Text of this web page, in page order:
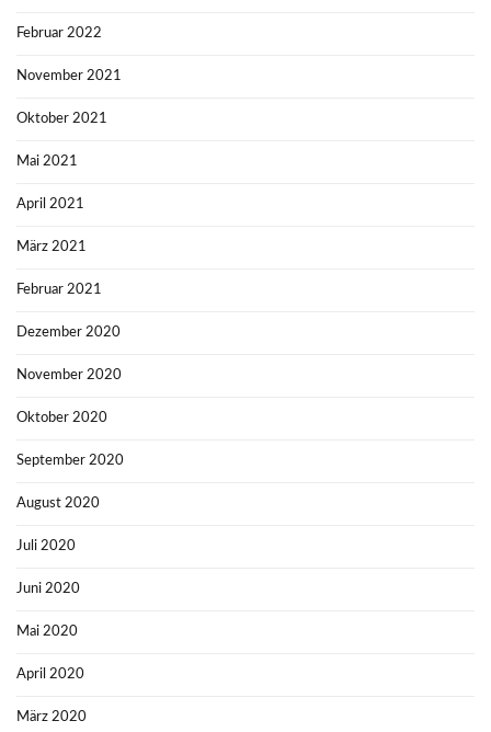
Februar 2022
November 2021
Oktober 2021
Mai 2021
April 2021
März 2021
Februar 2021
Dezember 2020
November 2020
Oktober 2020
September 2020
August 2020
Juli 2020
Juni 2020
Mai 2020
April 2020
März 2020